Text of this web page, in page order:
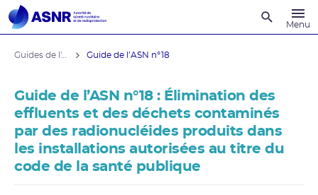
Menu
Guides de l'ASNR Guide de l’ASN n°18
Guide de l’ASN n°18 : Élimination des
effluents et des déchets contaminés
par des radionucléides produits dans
les installations autorisées au titre du
code de la santé publique